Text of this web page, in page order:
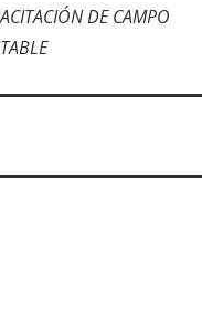
DE CAMPO